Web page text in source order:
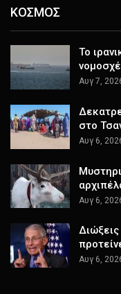
ΚΟΣΜΟΣ
Το
Αυγ 7,
στο
Αυγ 6,
Αυγ 6,
Αυγ 6,